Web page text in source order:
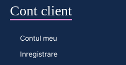
Cont client
Contul meu
Inregistrare